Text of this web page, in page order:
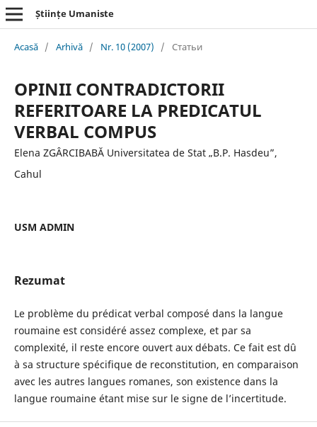
Științe Umaniste
Acasă / Arhivă / Nr. 10 (2007) / Статьи
OPINII CONTRADICTORII
REFERITOARE LA PREDICATUL
VERBAL COMPUS
Elena ZGÂRCIBABĂ Universitatea de Stat „B.P. Hasdeu”,
Cahul
USM ADMIN
Rezumat
Le problème du prédicat verbal composé dans la langue
roumaine est considéré assez complexe, et par sa
complexité, il reste encore ouvert aux débats. Ce fait est dû
à sa structure spécifique de reconstitution, en comparaison
avec les autres langues romanes, son existence dans la
langue roumaine étant mise sur le signe de l’incertitude.